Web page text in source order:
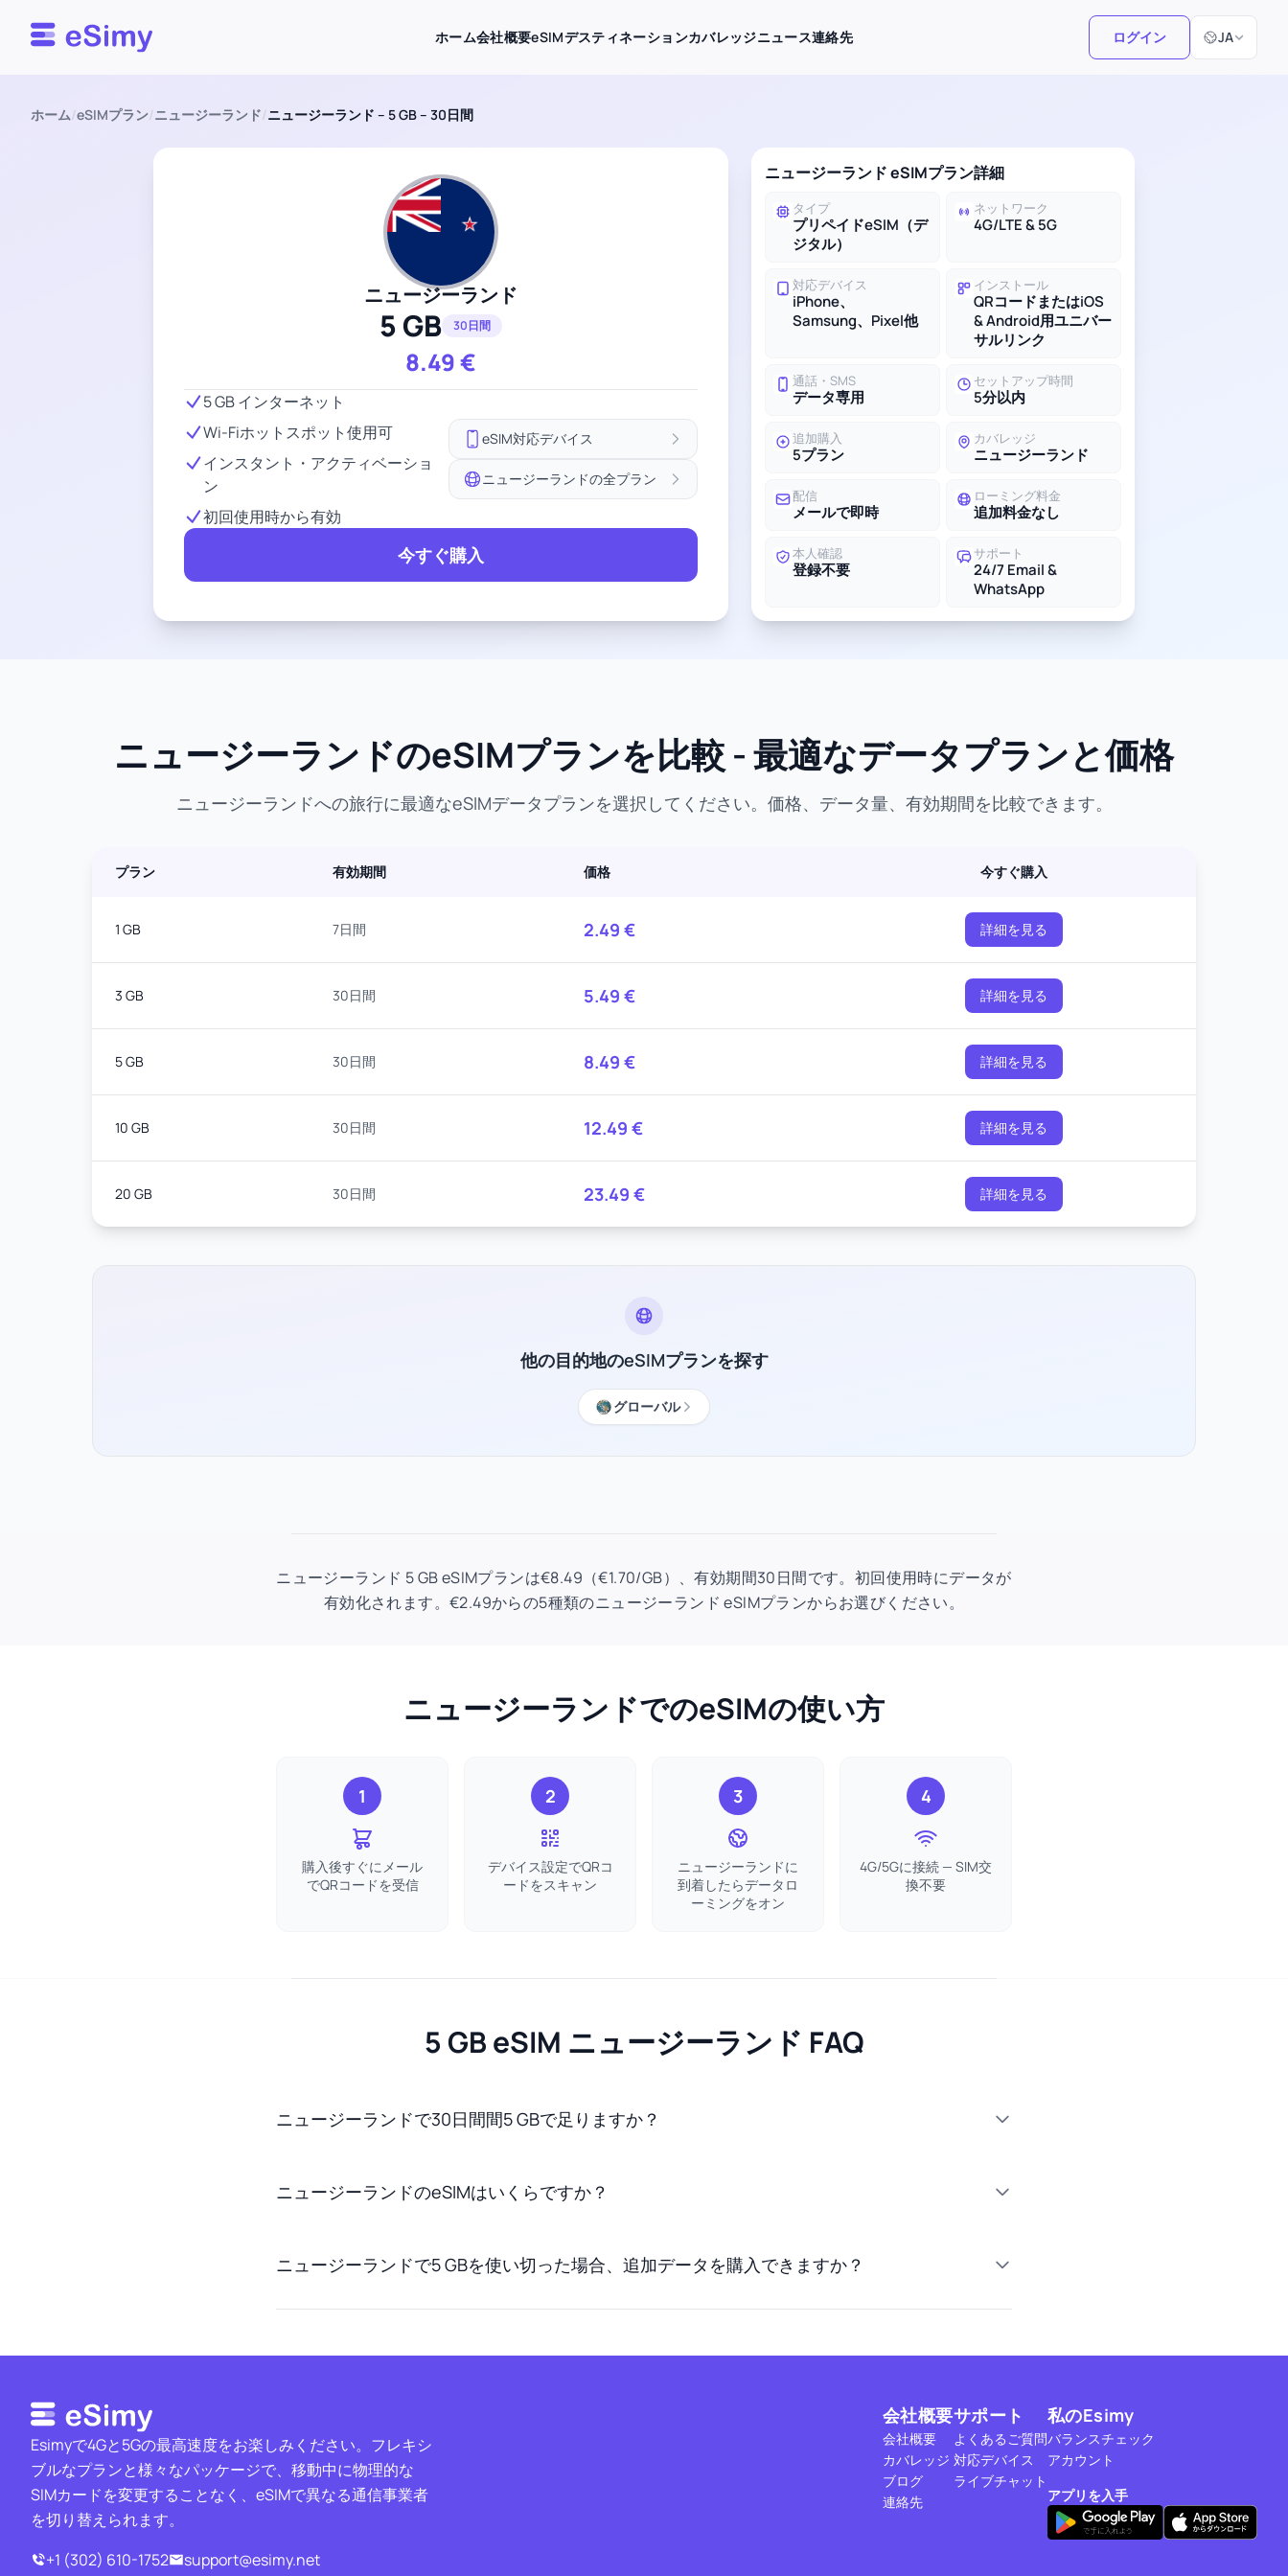
Esimy ホーム会社概要eSIMデスティネーションカバレッジニュース連絡先 ログイン JA
言語選択
ホーム/eSIMプラン/ニュージーランド/ニュージーランド – 5 GB – 30日間
ニュージーランド
5 GB 30日間
8.49€
5 GB インターネット
Wi-Fiホットスポット使用可
インスタント・アクティベーショ
ン
初回使用時から有効
eSIM対応デバイス
ニュージーランドの全プラン
今すぐ購入
ニュージーランド eSIMプラン詳細
タイプ
プリペイドeSIM（デ
ジタル）
ネットワーク
4G/LTE & 5G
対応デバイス
iPhone、
Samsung、Pixel他
インストール
QRコードまたはiOS
& Android用ユニバー
サルリンク
通話・SMS
データ専用
セットアップ時間
5分以内
追加購入
5プラン
カバレッジ
ニュージーランド
配信
メールで即時
ローミング料金
追加料金なし
本人確認
登録不要
サポート
24/7 Email &
WhatsApp
ニュージーランドのeSIMプランを比較 - 最適なデータプランと価格
ニュージーランドへの旅行に最適なeSIMデータプランを選択してください。価格、データ量、有効期間を比較できます。
プラン 有効期間 価格 今すぐ購入
1 GB 7日間 2.49 € 詳細を見る
3 GB 30日間 5.49 € 詳細を見る
5 GB 30日間 8.49 € 詳細を見る
10 GB 30日間 12.49 € 詳細を見る
20 GB 30日間 23.49 € 詳細を見る
他の目的地のeSIMプランを探す
グローバル
ニュージーランド 5 GB eSIMプランは€8.49（€1.70/GB）、有効期間30日間です。初回使用時にデータが
有効化されます。€2.49からの5種類のニュージーランド eSIMプランからお選びください。
ニュージーランドでのeSIMの使い方
1
購入後すぐにメール
でQRコードを受信
2
デバイス設定でQRコ
ードをスキャン
3
ニュージーランドに
到着したらデータロ
ーミングをオン
4
4G/5Gに接続 — SIM交
換不要
5 GB eSIM ニュージーランド FAQ
ニュージーランドで30日間間5 GBで足りますか？
ニュージーランドのeSIMはいくらですか？
ニュージーランドで5 GBを使い切った場合、追加データを購入できますか？
Esimyで4Gと5Gの最高速度をお楽しみください。フレキシ
ブルなプランと様々なパッケージで、移動中に物理的な
SIMカードを変更することなく、eSIMで異なる通信事業者
を切り替えられます。
+1 (302) 610-1752
support@esimy.net
会社概要
会社概要
カバレッジ
ブログ
連絡先
サポート
よくあるご質問
対応デバイス
ライブチャット
私のEsimy
バランスチェック
アカウント
アプリを入手